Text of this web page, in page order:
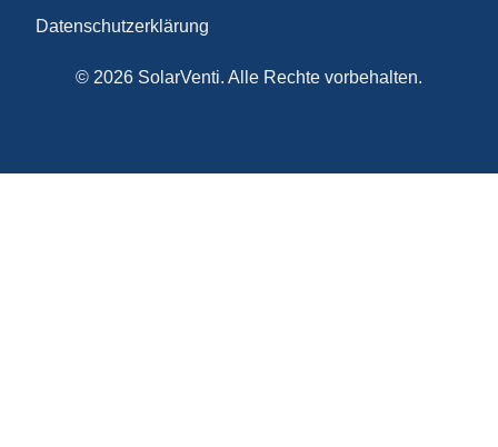
© 2026 SolarVenti. Alle Rechte vorbehalten.
Datenschutzerklärung